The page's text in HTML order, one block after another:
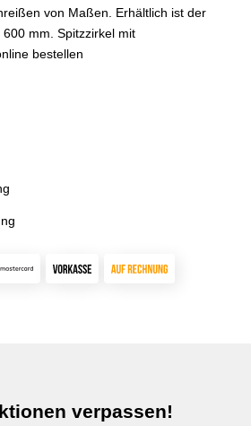
von Maßen. Erhältlich ist der
mm. Spitzzirkel mit
bestellen
verpassen!